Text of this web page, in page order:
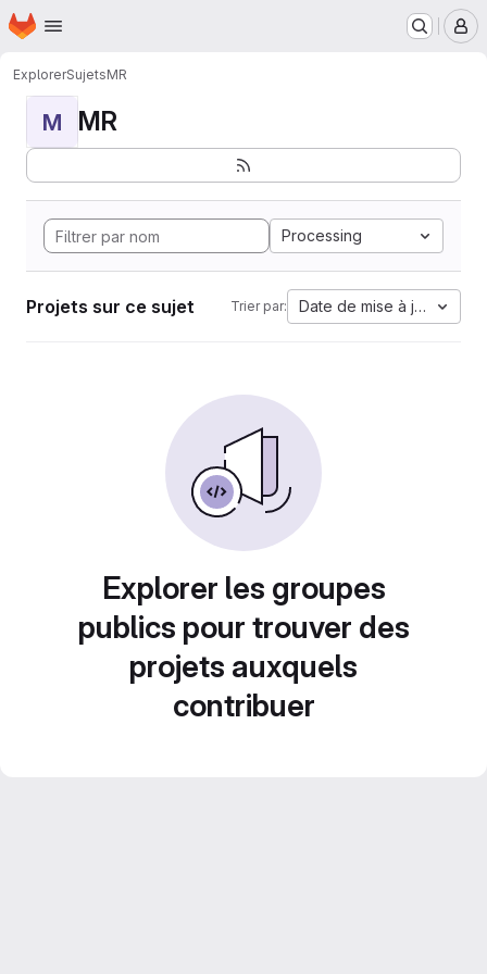
Passer au contenu principal
Page d'accueil
ExplorerSujetsMR
M MR
Processing
Projets sur ce sujet Trier par: Date de mise à jour
Explorer les groupes
publics pour trouver des
projets auxquels
contribuer